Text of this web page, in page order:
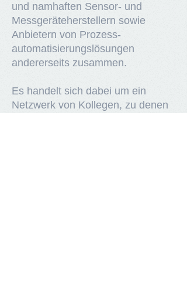
und namhaften Sensor- und
Messgeräteherstellern sowie
Anbietern von Prozess-
automatisierungslösungen
andererseits zusammen.
Es handelt sich dabei um ein
Netzwerk von Kollegen, zu denen